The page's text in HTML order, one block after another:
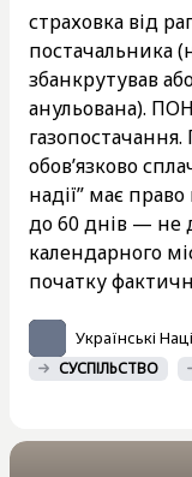
страховка від
постачальника
збанкрутував
анульована).
обов’язково
надії” має
до 60 днів — не
календарного
початку
Українські
СУСПІЛЬСТВО